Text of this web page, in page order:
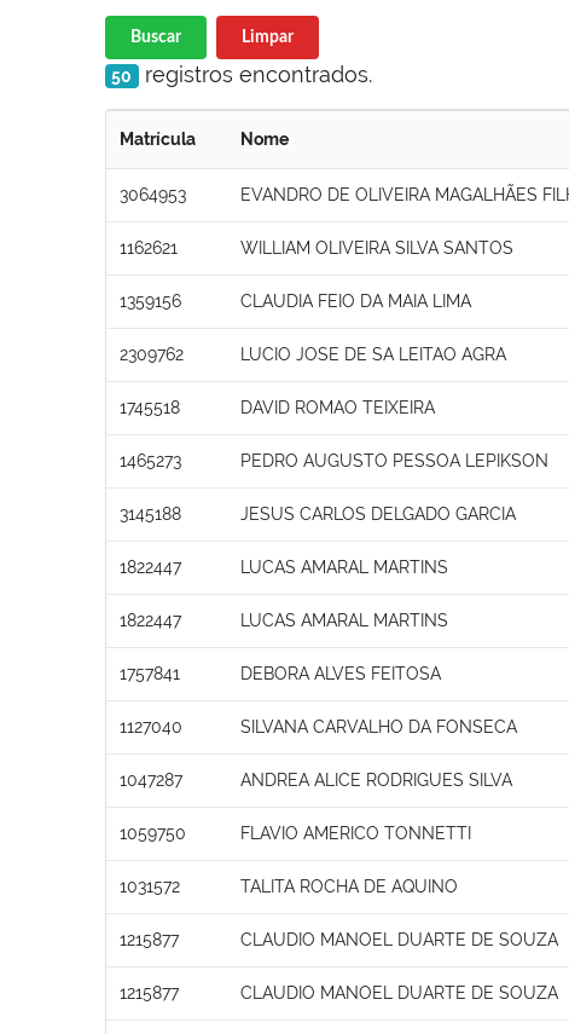
Buscar Limpar
50 registros encontrados.
Matrícula Nome
3064953 EVANDRO DE OLIVEIRA MAGALHÃES
1162621 WILLIAM OLIVEIRA SILVA SANTOS
1359156 CLAUDIA FEIO DA MAIA LIMA
2309762 LUCIO JOSE DE SA LEITAO AGRA
1745518 DAVID ROMAO TEIXEIRA
1465273 PEDRO AUGUSTO PESSOA LEPIKSON
3145188 JESUS CARLOS DELGADO GARCIA
1822447 LUCAS AMARAL MARTINS
1822447 LUCAS AMARAL MARTINS
1757841 DEBORA ALVES FEITOSA
1127040 SILVANA CARVALHO DA FONSECA
1047287 ANDREA ALICE RODRIGUES SILVA
1059750 FLAVIO AMERICO TONNETTI
1031572 TALITA ROCHA DE AQUINO
1215877 CLAUDIO MANOEL DUARTE DE SOUZA
1215877 CLAUDIO MANOEL DUARTE DE SOUZA